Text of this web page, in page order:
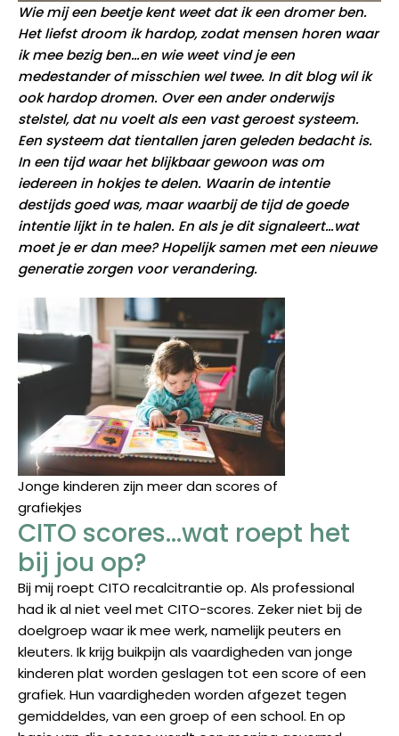
Wie mij een beetje kent weet dat ik een dromer ben.
Het liefst droom ik hardop, zodat mensen horen waar
ik mee bezig ben…en wie weet vind je een
medestander of misschien wel twee. In dit blog wil ik
ook hardop dromen. Over een ander onderwijs
stelstel, dat nu voelt als een vast geroest systeem.
Een systeem dat tientallen jaren geleden bedacht is.
In een tijd waar het blijkbaar gewoon was om
iedereen in hokjes te delen. Waarin de intentie
destijds goed was, maar waarbij de tijd de goede
intentie lijkt in te halen. En als je dit signaleert…wat
moet je er dan mee? Hopelijk samen met een nieuwe
generatie zorgen voor verandering.
Jonge kinderen zijn meer dan scores of
grafiekjes
CITO scores…wat roept het
bij jou op?
Bij mij roept CITO recalcitrantie op. Als professional
had ik al niet veel met CITO-scores. Zeker niet bij de
doelgroep waar ik mee werk, namelijk peuters en
kleuters. Ik krijg buikpijn als vaardigheden van jonge
kinderen plat worden geslagen tot een score of een
grafiek. Hun vaardigheden worden afgezet tegen
gemiddeldes, van een groep of een school. En op